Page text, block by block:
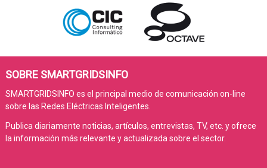
SOBRE SMARTGRIDSINFO
SMARTGRIDSINFO es el principal medio de comunicación on-line
sobre las Redes Eléctricas Inteligentes.
Publica diariamente noticias, artículos, entrevistas, TV, etc. y ofrece
la información más relevante y actualizada sobre el sector.